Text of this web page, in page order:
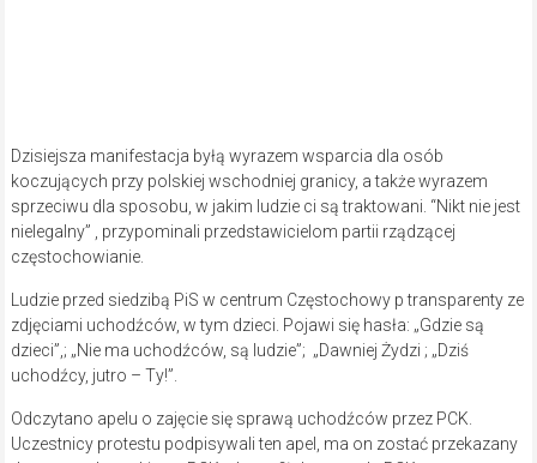
Dzisiejsza manifestacja byłą wyrazem wsparcia dla osób
koczujących przy polskiej wschodniej granicy, a także wyrazem
sprzeciwu dla sposobu, w jakim ludzie ci są traktowani. “Nikt nie jest
nielegalny” , przypominali przedstawicielom partii rządzącej
częstochowianie.
Ludzie przed siedzibą PiS w centrum Częstochowy p transparenty ze
zdjęciami uchodźców, w tym dzieci. Pojawi się hasła: „Gdzie są
dzieci”,; „Nie ma uchodźców, są ludzie”; „Dawniej Żydzi ; „Dziś
uchodźcy, jutro – Ty!”.
Odczytano apelu o zajęcie się sprawą uchodźców przez PCK.
Uczestnicy protestu podpisywali ten apel, ma on zostać przekazany